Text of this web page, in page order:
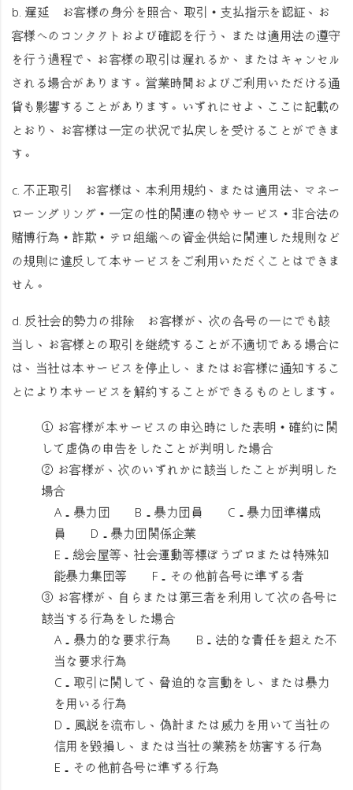
b.遅延 お客様の身分を照合、取引・支払指示を認証、お
客様へのコンタクトおよび確認を行う、または適用法の遵守
を行う過程で、お客様の取引は遅れるか、またはキャンセル
される場合があります。営業時間およびご利用いただける通
貨も影響することがあります。いずれにせよ、ここに記載の
とおり、お客様は一定の状況で払戻しを受けることができま
す。
c.不正取引 お客様は、本利用規約、または適用法、マネー
ローンダリング・一定の性的関連の物やサービス・非合法の
賭博行為・詐欺・テロ組織への資金供給に関連した規則など
の規則に違反して本サービスをご利用いただくことはできま
せん。
d.反社会的勢力の排除 お客様が、次の各号の一にでも該
当し、お客様との取引を継続することが不適切である場合に
は、当社は本サービスを停止し、またはお客様に通知するこ
とにより本サービスを解約することができるものとします。
① お客様が本サービスの申込時にした表明・確約に関
して虚偽の申告をしたことが判明した場合
② お客様が、次のいずれかに該当したことが判明した
場合
A．暴力団 B．暴力団員 C．暴力団準構成
員 D．暴力団関係企業
E．総会屋等、社会運動等標ぼうゴロまたは特殊知
能暴力集団等 F．その他前各号に準ずる者
③ お客様が、自らまたは第三者を利用して次の各号に
該当する行為をした場合
A．暴力的な要求行為 B．法的な責任を超えた不
当な要求行為
C．取引に関して、脅迫的な言動をし、または暴力
を用いる行為
D．風説を流布し、偽計または威力を用いて当社の
信用を毀損し、または当社の業務を妨害する行為
E．その他前各号に準ずる行為